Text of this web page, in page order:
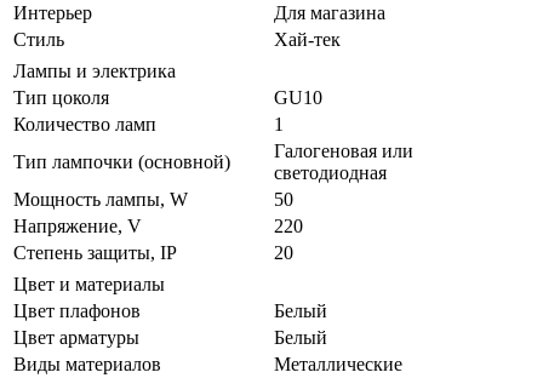
Интерьер
Для магазина
Стиль
Хай-тек
Лампы и электрика
Тип цоколя
GU10
Количество ламп
1
Тип лампочки (основной)
Галогеновая или
светодиодная
Мощность лампы, W
50
Напряжение, V
220
Степень защиты, IP
20
Цвет и материалы
Цвет плафонов
Белый
Цвет арматуры
Белый
Виды материалов
Металлические